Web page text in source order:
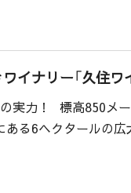
イナリー「久住ワ
実力！ 標高850メ
ある6ヘクタールの